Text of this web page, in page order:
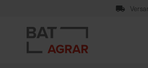
springen